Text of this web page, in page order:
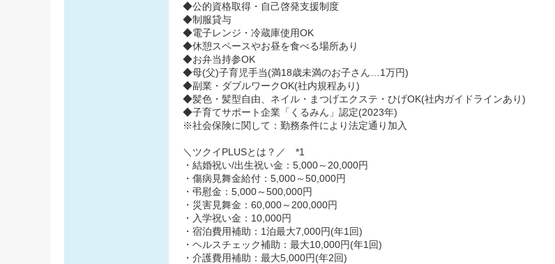
◆公的資格取得・自己啓発支援制度
◆制服貸与
◆電子レンジ・冷蔵庫使用OK
◆休憩スペースやお昼を食べる場所あり
◆お弁当持参OK
◆母(父)子育児手当(満18歳未満のお子さん…1万円)
◆副業・ダブルワークOK(社内規程あり)
◆髪色・髪型自由、ネイル・まつげエクステ・ひげOK(社内ガイドラインあり)
◆子育てサポート企業「くるみん」認定(2023年)
※社会保険に関して：勤務条件により法定通り加入
＼ツクイPLUSとは？／ *1
・結婚祝い/出生祝い金：5,000～20,000円
・傷病見舞金給付：5,000～50,000円
・弔慰金：5,000～500,000円
・災害見舞金：60,000～200,000円
・入学祝い金：10,000円
・宿泊費用補助：1泊最大7,000円(年1回)
・ヘルスチェック補助：最大10,000円(年1回)
・介護費用補助：最大5,000円(年2回)